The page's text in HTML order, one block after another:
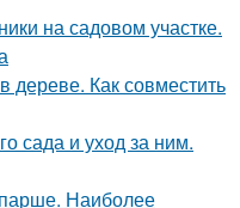
на садовом участке.
дереве. Как совместить
сада и уход за ним.
Наиболее